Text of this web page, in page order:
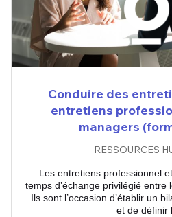
Conduire des
entretiens
managers
RESSOURCES
Les entretiens professionnel
temps d’échange privilégié entre
Ils sont l’occasion d’établir un
et de définir